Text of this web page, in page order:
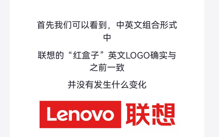
首先我们可以看到，中英文组合形式
中
联想的“红盒子”英文LOGO确实与
之前一致
并没有发生什么变化